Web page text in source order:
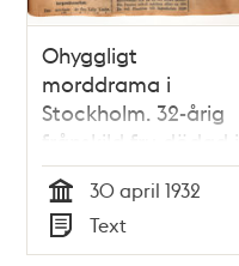
Ohyggligt
morddrama i
Stockholm. 32-årig
frånskild fru dödad i
sin bostad.
Tid
30 april 1932
Typ
Text